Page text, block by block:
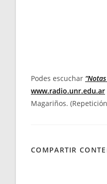
Podes escuchar
www.radio.unr.edu.ar
Magariños.
COMPARTIR